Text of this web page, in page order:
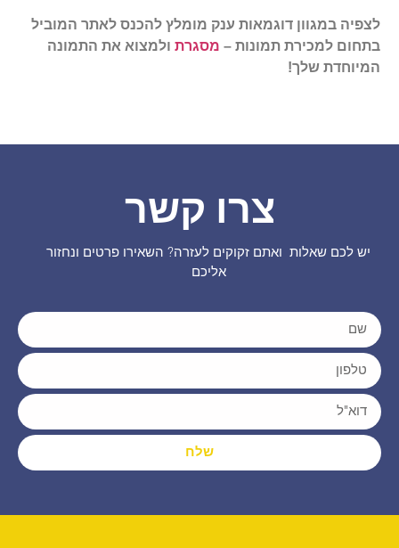
לצפיה במגוון דוגמאות ענק מומלץ להכנס לאתר המוביל
בתחום למכירת תמונות – מסגרת ולמצוא את התמונה
המיוחדת שלך!
צרו קשר
יש לכם שאלות ואתם זקוקים לעזרה? השאירו פרטים ונחזור
אליכם
שלח